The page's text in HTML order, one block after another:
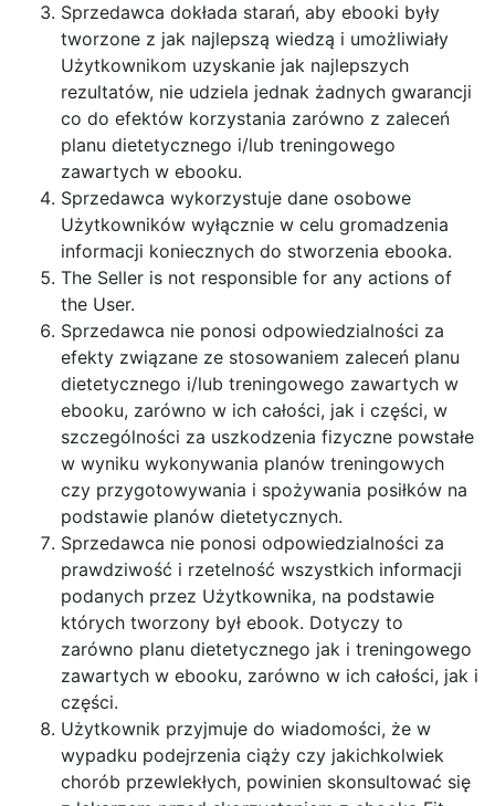
Sprzedawca dokłada starań, aby ebooki były
tworzone z jak najlepszą wiedzą i umożliwiały
Użytkownikom uzyskanie jak najlepszych
rezultatów, nie udziela jednak żadnych gwarancji
co do efektów korzystania zarówno z zaleceń
planu dietetycznego i/lub treningowego
zawartych w ebooku.
Sprzedawca wykorzystuje dane osobowe
Użytkowników wyłącznie w celu gromadzenia
informacji koniecznych do stworzenia ebooka.
The Seller is not responsible for any actions of
the User.
Sprzedawca nie ponosi odpowiedzialności za
efekty związane ze stosowaniem zaleceń planu
dietetycznego i/lub treningowego zawartych w
ebooku, zarówno w ich całości, jak i części, w
szczególności za uszkodzenia fizyczne powstałe
w wyniku wykonywania planów treningowych
czy przygotowywania i spożywania posiłków na
podstawie planów dietetycznych.
Sprzedawca nie ponosi odpowiedzialności za
prawdziwość i rzetelność wszystkich informacji
podanych przez Użytkownika, na podstawie
których tworzony był ebook. Dotyczy to
zarówno planu dietetycznego jak i treningowego
zawartych w ebooku, zarówno w ich całości, jak i
części.
Użytkownik przyjmuje do wiadomości, że w
wypadku podejrzenia ciąży czy jakichkolwiek
chorób przewlekłych, powinien skonsultować się